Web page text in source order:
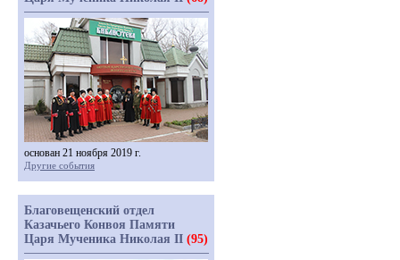
основан 21 ноября 2019 г.
Другие события
Благовещенский отдел
Казачьего Конвоя Памяти
Царя Мученика Николая II (95)